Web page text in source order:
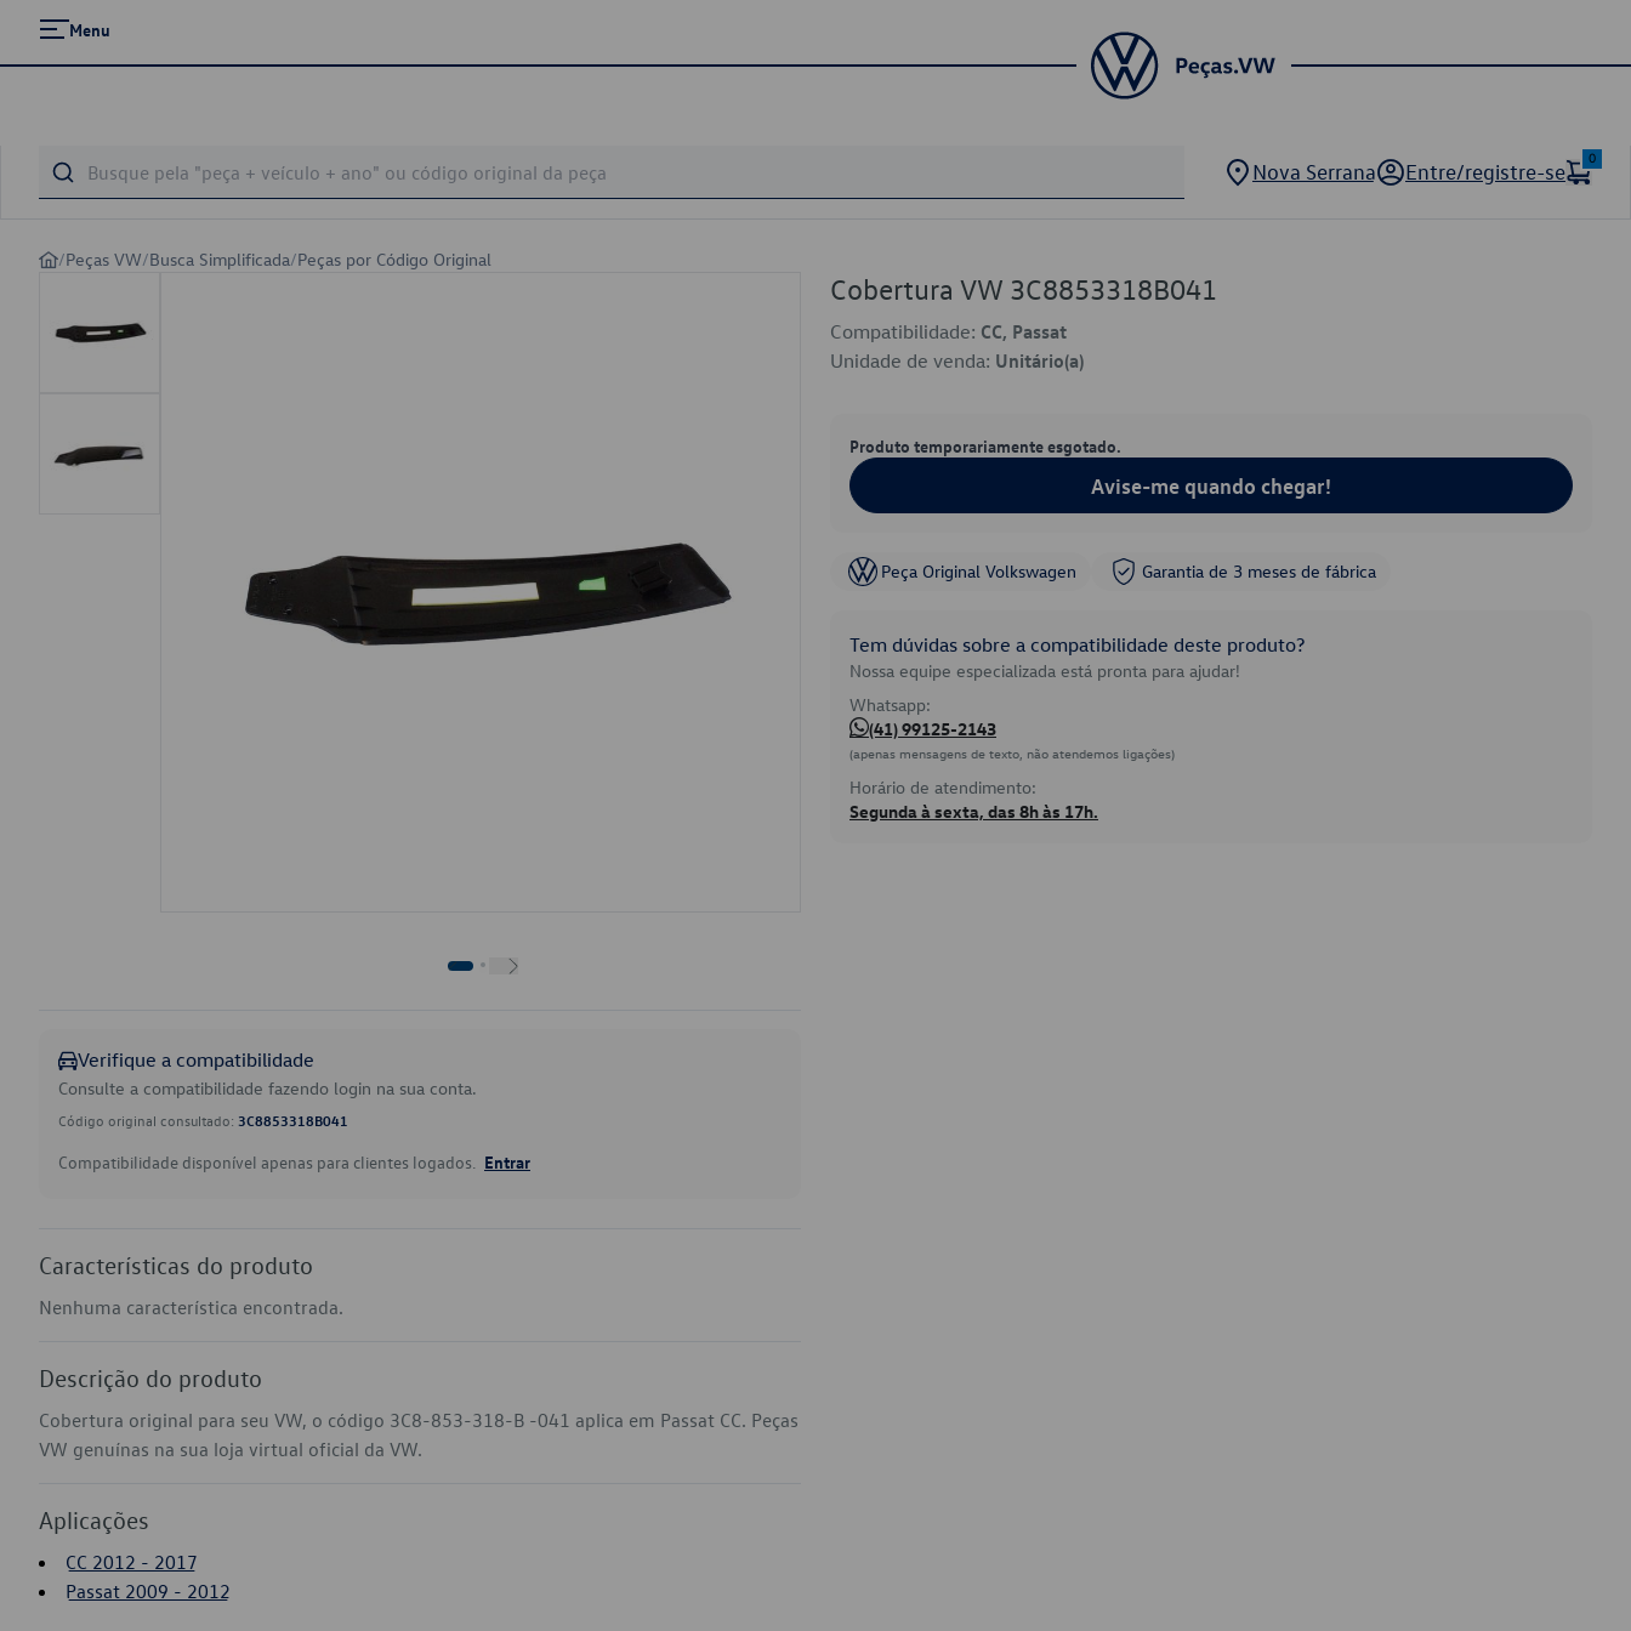
Menu
Nova Serrana Entre/registre-se
0
/Peças VW/Busca Simplificada/Peças por Código Original
Verifique a compatibilidade
Consulte a compatibilidade fazendo login na sua conta.
Código original consultado: 3C8853318B041
Compatibilidade disponível apenas para clientes logados. Entrar
Características do produto
Nenhuma característica encontrada.
Descrição do produto
Cobertura original para seu VW, o código 3C8-853-318-B -041 aplica em Passat CC. Peças
VW genuínas na sua loja virtual oficial da VW.
Aplicações
CC 2012 - 2017
Passat 2009 - 2012
Cobertura VW 3C8853318B041
Compatibilidade: CC, Passat
Unidade de venda: Unitário(a)
Produto temporariamente esgotado.
Avise-me quando chegar!
Peça Original Volkswagen Garantia de 3 meses de fábrica
Tem dúvidas sobre a compatibilidade deste produto?
Nossa equipe especializada está pronta para ajudar!
Whatsapp:
(41) 99125-2143
(apenas mensagens de texto, não atendemos ligações)
Horário de atendimento:
Segunda à sexta, das 8h às 17h.